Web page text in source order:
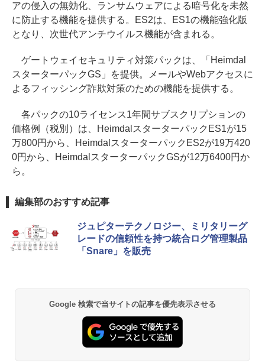
アの侵入の無効化、ランサムウェアによる暗号化を未然
に防止する機能を提供する。ES2は、ES1の機能強化版
となり、次世代アンチウイルス機能が含まれる。
ゲートウェイセキュリティ対策パックは、「Heimdal
スターターパックGS」を提供。メールやWebアクセスに
よるフィッシング詐欺対策のための機能を提供する。
各パックの10ライセンス1年間サブスクリプションの
価格例（税別）は、HeimdalスターターパックES1が15
万800円から、HeimdalスターターパックES2が19万420
0円から、HeimdalスターターパックGSが12万6400円か
ら。
編集部のおすすめ記事
ジュピターテクノロジー、ミリタリーグ
レードの信頼性を持つ統合ログ管理製品
「Snare」を販売
Google 検索で当サイトの記事を優先表示させる